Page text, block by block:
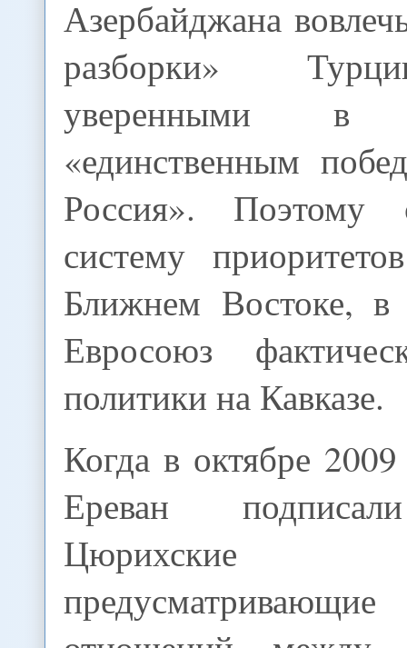
Азербайджана
разборки»
уверенными
«единственным
Россия». Поэтому
систему
Ближнем Востоке, в
Евросоюз
политики на Кавказе.
Когда в октябре
Ереван
Цюрихские
предусматривающие